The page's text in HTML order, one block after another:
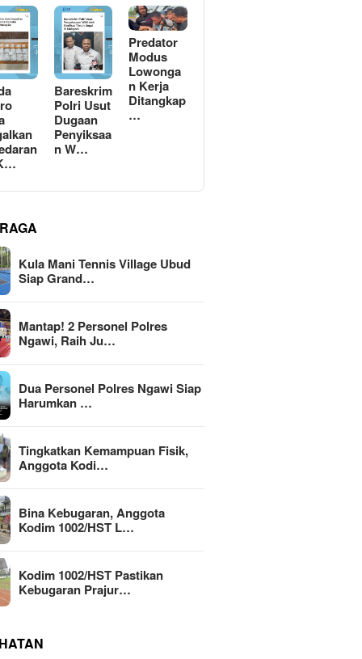
Bareskrim
Polri Usut
Dugaan
Penyiksaa
n W…
Predator
Modus
Lowonga
n Kerja
Ditangkap
…
Kula Mani Tennis Village Ubud
Siap Grand…
Mantap! 2 Personel Polres
Ngawi, Raih Ju…
Dua Personel Polres Ngawi Siap
Harumkan …
Tingkatkan Kemampuan Fisik,
Anggota Kodi…
Bina Kebugaran, Anggota
Kodim 1002/HST L…
Kodim 1002/HST Pastikan
Kebugaran Prajur…